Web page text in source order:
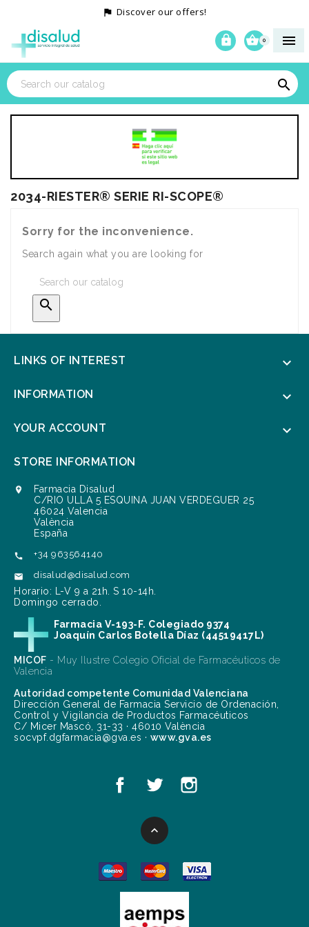
 Discover our offers!

0



2034-RIESTER® SERIE RI-SCOPE®
Sorry for the inconvenience.
Search again what you are looking for

LINKS OF INTEREST 
INFORMATION 
YOUR ACCOUNT 
STORE INFORMATION

Farmacia Disalud
C/RIO ULLA 5 ESQUINA JUAN VERDEGUER 25
46024 Valencia
València
España
 +34 963564140
 disalud@disalud.com
Horario: L-V 9 a 21h. S 10-14h.
Domingo cerrado.
Farmacia V-193-F. Colegiado 9374
Joaquín Carlos Botella Díaz (44519417L)
MICOF - Muy Ilustre Colegio Oficial de Farmacéuticos de
Valencia
Autoridad competente Comunidad Valenciana
Dirección General de Farmacia Servicio de Ordenación,
Control y Vigilancia de Productos Farmacéuticos
C/ Micer Mascó, 31-33 · 46010 València
socvpf.dgfarmacia@gva.es · www.gva.es
